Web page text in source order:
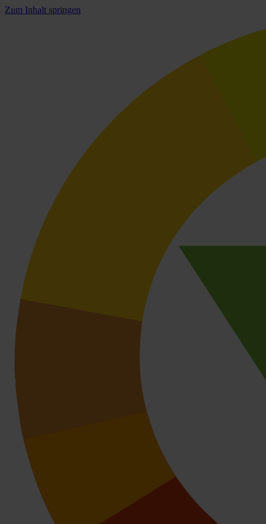
Zum Inhalt springen